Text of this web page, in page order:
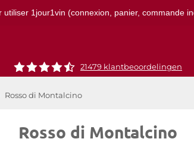
1jour1vin (connexion, panier, commande
21479 klantbeoordelingen
Rosso di Montalcino
Rosso di Montalcino